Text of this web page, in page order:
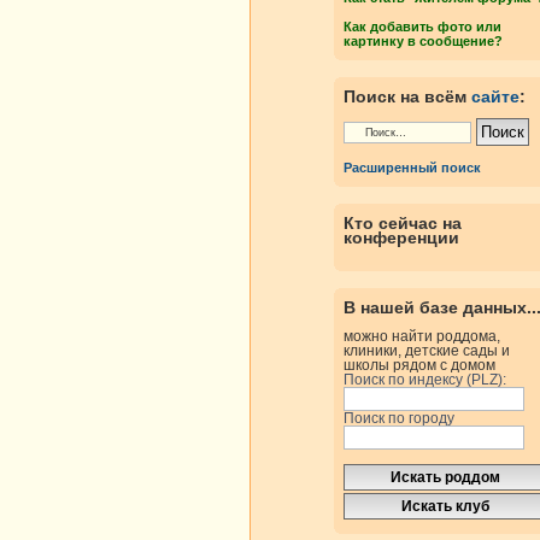
Как добавить фото или
картинку в сообщение?
Поиск на всём сайте:
Расширенный поиск
Кто сейчас на
конференции
В нашей базе данных...
можно найти роддома,
клиники, детские сады и
школы рядом с домом
Поиск по индексу (PLZ):
Поиск по городу